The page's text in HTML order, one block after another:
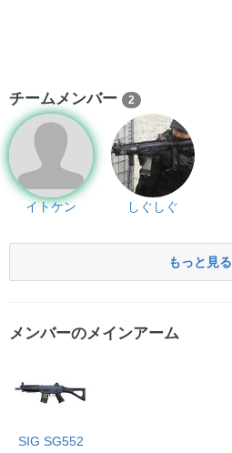
チームメンバー 2
イトケン しぐしぐ
もっと見る
メンバーのメインアーム
SIG SG552